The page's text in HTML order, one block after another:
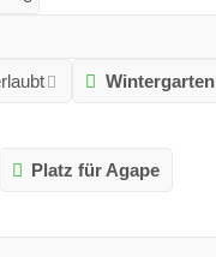
Wintergarten
Platz für Agape